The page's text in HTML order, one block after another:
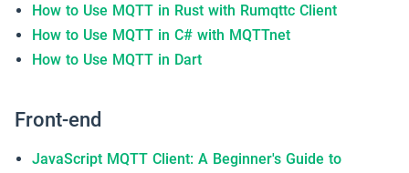
MQTTパブリックサーバー
How to Use MQTT in Rust with Rumqttc Client
How to Use MQTT in C# with MQTTnet
How to Use MQTT in Dart
Front-end
JavaScript MQTT Client: A Beginner's Guide to